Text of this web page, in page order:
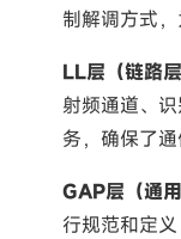
制解调方式，
LL层（链路层
射频通道、
务，确保了通
GAP层（通
行规范和定